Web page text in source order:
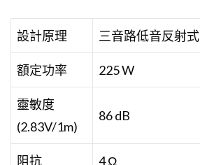
設計原理 三音路低音反射式
額定功率 225 W
靈敏度
(2.83V/1m)
86 dB
阻抗 4 Ω